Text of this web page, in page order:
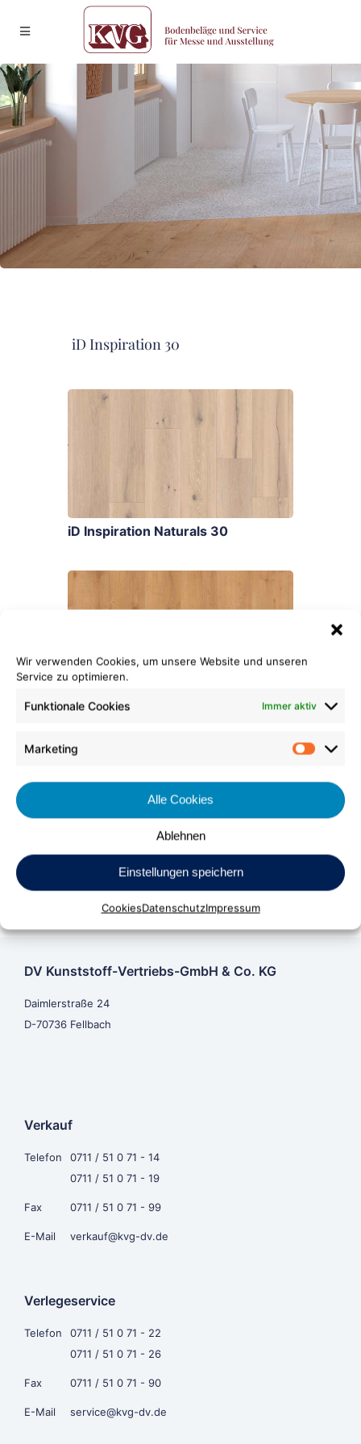
Wir verwenden Cookies, um unsere Website und unseren
Service zu optimieren.
Funktionale Cookies Immer aktiv
Marketing
Alle Cookies
Ablehnen
Einstellungen speichern
CookiesDatenschutzImpressum
iD Inspiration 30
iD Inspiration Naturals 30
iD Inspiration Classic 30
DV Kunststoff-Vertriebs-GmbH & Co. KG
Daimlerstraße 24
D-70736 Fellbach
Verkauf
Telefon
0711 / 51 0 71 - 14
0711 / 51 0 71 - 19
Fax 0711 / 51 0 71 - 99
E-Mail verkauf@kvg-dv.de
Verlegeservice
Telefon
0711 / 51 0 71 - 22
0711 / 51 0 71 - 26
Fax 0711 / 51 0 71 - 90
E-Mail service@kvg-dv.de